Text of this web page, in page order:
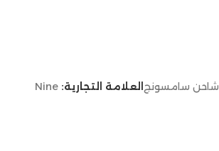
شاحن سامسونج العلامة التجارية: Nine